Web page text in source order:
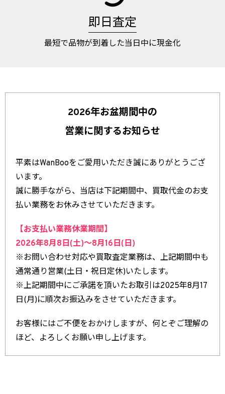
即日査定
最短で品物が到着した当日中に現金化
2026年お盆期間中の
営業に関するお知らせ
平素はWanBooをご愛用いただき誠にありがとうござ
います。
誠に勝手ながら、当店は下記期間中、買取代金のお支
払い業務をお休みさせていただきます。
【お支払い業務休業期間】
2026年8月8日(土)～8月16日(日)
※お問い合わせ対応や買取査定業務は、上記期間中も
通常通り営業(土日・祝日定休)いたします。
※上記期間中にご承諾を頂いたお取引は2025年8月17
日(月)に順次お振込みをさせていただきます。
お客様にはご不便をおかけしますが、何とぞご理解の
ほど、よろしくお願い申し上げます。